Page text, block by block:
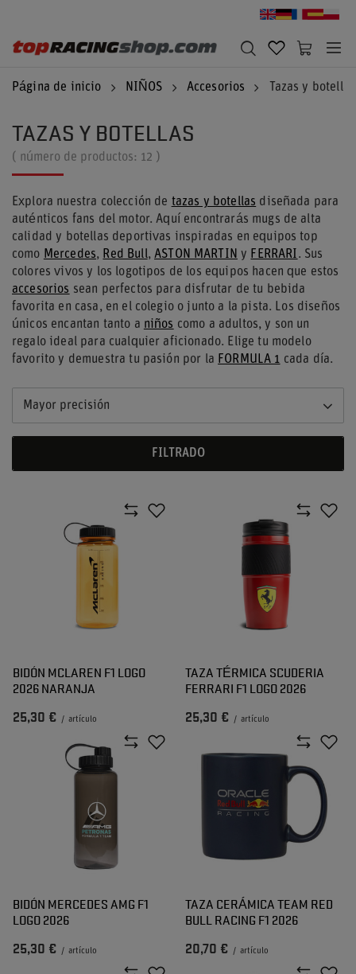
Página de inicio NIÑOS Accesorios Tazas y botellas
TAZAS Y BOTELLAS
( número de productos: 12 )
Explora nuestra colección de tazas y botellas diseñada para
auténticos fans del motor. Aquí encontrarás mugs de alta
calidad y botellas deportivas inspiradas en equipos top
como Mercedes, Red Bull,ASTON MARTIN y FERRARI. Sus
colores vivos y los logotipos de los equipos hacen que estos
accesorios sean perfectos para disfrutar de tu bebida
favorita en casa, en el colegio o junto a la pista. Los diseños
únicos encantan tanto a niños como a adultos, y son un
regalo ideal para cualquier aficionado. Elige tu modelo
favorito y demuestra tu pasión por la FORMULA 1 cada día.
Mayor precisión
FILTRADO
BIDÓN MCLAREN F1 LOGO
2026 NARANJA
25,30 € / artículo
TAZA TÉRMICA SCUDERIA
FERRARI F1 LOGO 2026
25,30 € / artículo
BIDÓN MERCEDES AMG F1
LOGO 2026
25,30 € / artículo
TAZA CERÁMICA TEAM RED
BULL RACING F1 2026
20,70 € / artículo